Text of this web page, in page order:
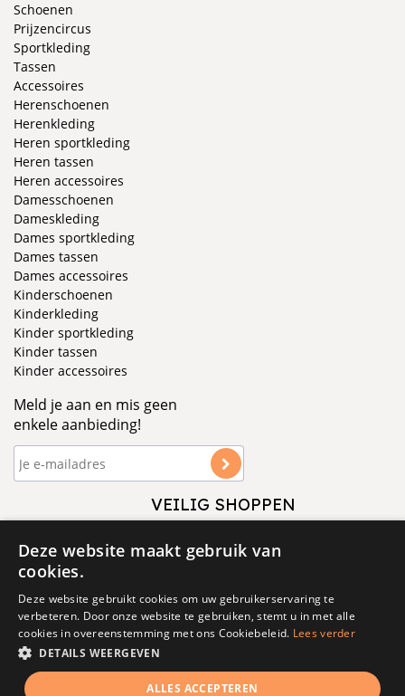
Schoenen
Prijzencircus
Sportkleding
Tassen
Accessoires
Herenschoenen
Herenkleding
Heren sportkleding
Heren tassen
Heren accessoires
Damesschoenen
Dameskleding
Dames sportkleding
Dames tassen
Dames accessoires
Kinderschoenen
Kinderkleding
Kinder sportkleding
Kinder tassen
Kinder accessoires
Meld je aan en mis geen
enkele aanbieding!
VEILIG SHOPPEN
Deze website maakt gebruik van
cookies.
Deze website gebruikt cookies om uw gebruikerservaring te
verbeteren. Door onze website te gebruiken, stemt u in met alle
cookies in overeenstemming met ons Cookiebeleid. Lees verder
DETAILS WEERGEVEN
ALLES ACCEPTEREN